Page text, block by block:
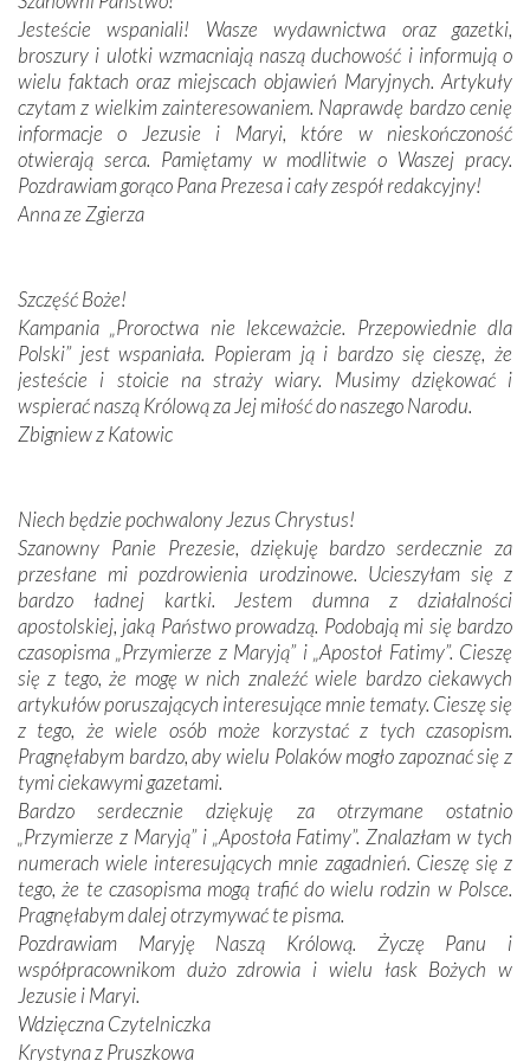
Podążyliśmy też śladami fatimskich wizjonerów – Łucji
dos Santos oraz świętych Hiacynty i Franciszka Marto.
Modliliśmy się przy ich grobach. Odprawiliśmy Drogę
Krzyżową w ich rodzinnych stronach, odwiedziliśmy
domy, w których żyli.
W miejscu objawień Matki Bożej zapaliliśmy świece
Podczas tej kilkudniowej wyprawy na każdym kroku
spotykaliśmy się z serdeczną otwartością
Portugalczyków. Podziwialiśmy ich ludową sztukę i
zwyczaje. Mimo że nasze kraje są od siebie bardzo
oddalone, w żaden sposób nie czuliśmy się obco.
Sprawiła to oczywiście sama Matka Boża, ale też
kulturowa bliskość biorąca swój początek w naszej
mieliśmy okazję przekonać się, że Maryja swoją opieką
otacza nie tylko nasz naród, lecz wszystkie nacje, które
się Jej ufnie oddają, a także każdą osobę, która zawierza
Jej siebie oraz swych bliskich.
Dzieje Portugalii to również historia wierności Bogu i
odstępstw, także w życiu władców. Trudne momenty w
wymiarze tak osobistym, jak i zbiorowym, przypominają o
konieczności ciągłego zabiegania o własną duszę i o łaskę
Opatrzności. Wierność przynosi pomyślność –
przynajmniej w życiu duchowym. Odstępstwo owocuje
nieszczęściem i śmiercią. Te uniwersalne prawdy
przychodziły na myśl, gdy słuchaliśmy opowieści
przewodników o portugalskich monarchach i wodzach,
zwycięskich bitwach i nieszczęśliwych losach grzesznych
kochanków.
Byli tym razem pośród Apostołów Fatimy reprezentanci
każdego spośród żyjących pokoleń. Najmłodszy uczestnik
liczył sobie 13 lat, zaś senior, pan Zdzisław – już 94.
Całe życie marzyłem, by tu przyjechać
Jesteście wspaniali! Wasze wydawnictwa oraz gazetki,
broszury i ulotki wzmacniają naszą duchowość i informują o
wielu faktach oraz miejscach objawień Maryjnych. Artykuły
czytam z wielkim zainteresowaniem. Naprawdę bardzo cenię
informacje o Jezusie i Maryi, które w nieskończoność
otwierają serca. Pamiętamy w modlitwie o Waszej pracy.
Pozdrawiam gorąco Pana Prezesa i cały zespół redakcyjny!
Anna ze Zgierza
Szczęść Boże!
Kampania „Proroctwa nie lekceważcie. Przepowiednie dla
Polski” jest wspaniała. Popieram ją i bardzo się cieszę, że
jesteście i stoicie na straży wiary. Musimy dziękować i
wspierać naszą Królową za Jej miłość do naszego Narodu.
Zbigniew z Katowic
Niech będzie pochwalony Jezus Chrystus!
Szanowny Panie Prezesie, dziękuję bardzo serdecznie za
przesłane mi pozdrowienia urodzinowe. Ucieszyłam się z
bardzo ładnej kartki. Jestem dumna z działalności
apostolskiej, jaką Państwo prowadzą. Podobają mi się bardzo
czasopisma „Przymierze z Maryją” i „Apostoł Fatimy”. Cieszę
się z tego, że mogę w nich znaleźć wiele bardzo ciekawych
artykułów poruszających interesujące mnie tematy. Cieszę się
z tego, że wiele osób może korzystać z tych czasopism.
Pragnęłabym bardzo, aby wielu Polaków mogło zapoznać się z
tymi ciekawymi gazetami.
Bardzo serdecznie dziękuję za otrzymane ostatnio
„Przymierze z Maryją” i „Apostoła Fatimy”. Znalazłam w tych
numerach wiele interesujących mnie zagadnień. Cieszę się z
tego, że te czasopisma mogą trafić do wielu rodzin w Polsce.
Pragnęłabym dalej otrzymywać te pisma.
Pozdrawiam Maryję Naszą Królową. Życzę Panu i
współpracownikom dużo zdrowia i wielu łask Bożych w
Jezusie i Maryi.
Wdzięczna Czytelniczka
Krystyna z Pruszkowa